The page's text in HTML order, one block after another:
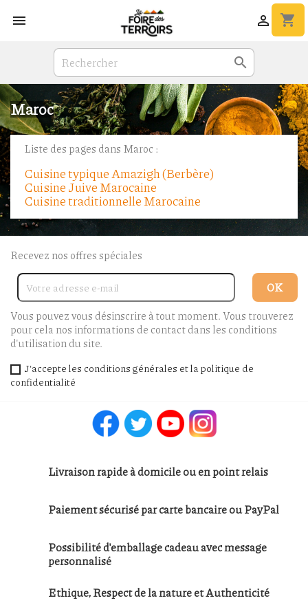
 shopping_cart


Maroc
Liste des pages dans Maroc :
Cuisine typique Amazigh (Berbère)
Cuisine Juive Marocaine
Cuisine traditionnelle Marocaine
Recevez nos offres spéciales
Vous pouvez vous désinscrire à tout moment. Vous trouverez
pour cela nos informations de contact dans les conditions
d'utilisation du site.
J'accepte les conditions générales et la politique de
confidentialité
FacebookTwitterYouTubeInstagram
Livraison rapide à domicile ou en point relais
Paiement sécurisé par carte bancaire ou PayPal
Possibilité d'emballage cadeau avec message
personnalisé
Ethique, Respect de la nature et Authenticité